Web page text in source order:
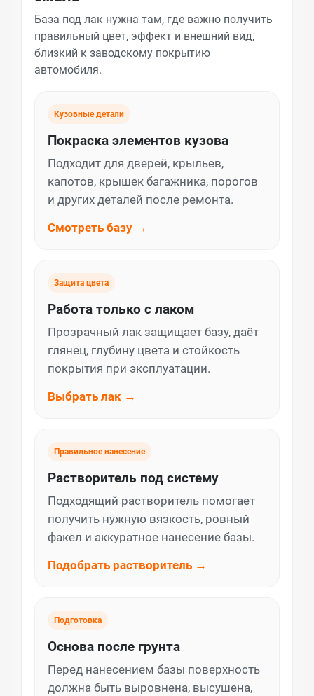
База под лак нужна там, где важно получить
правильный цвет, эффект и внешний вид,
близкий к заводскому покрытию
автомобиля.
Кузовные детали
Покраска элементов кузова
Подходит для дверей, крыльев,
капотов, крышек багажника, порогов
и других деталей после ремонта.
Смотреть базу →
Защита цвета
Работа только с лаком
Прозрачный лак защищает базу, даёт
глянец, глубину цвета и стойкость
покрытия при эксплуатации.
Выбрать лак →
Правильное нанесение
Растворитель под систему
Подходящий растворитель помогает
получить нужную вязкость, ровный
факел и аккуратное нанесение базы.
Подобрать растворитель →
Подготовка
Основа после грунта
Перед нанесением базы поверхность
должна быть выровнена, высушена,